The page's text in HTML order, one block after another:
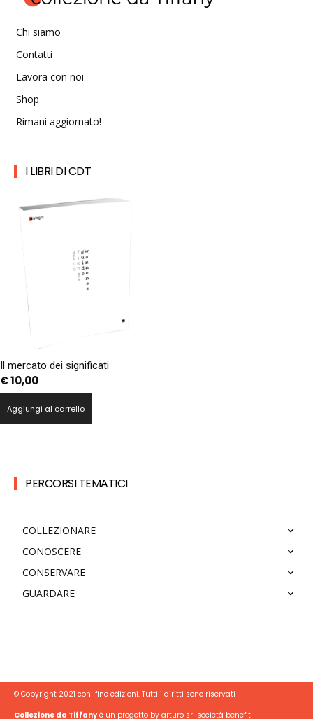
Chi siamo
Contatti
Lavora con noi
Shop
Rimani aggiornato!
I LIBRI DI CDT
Il mercato dei significati
€10,00
Aggiungi al carrello
PERCORSI TEMATICI
COLLEZIONARE
CONOSCERE
CONSERVARE
GUARDARE
© Copyright 2021 con-fine edizioni. Tutti i diritti sono riservati
Collezione da Tiffanyè un progetto by arturo srl società benefit